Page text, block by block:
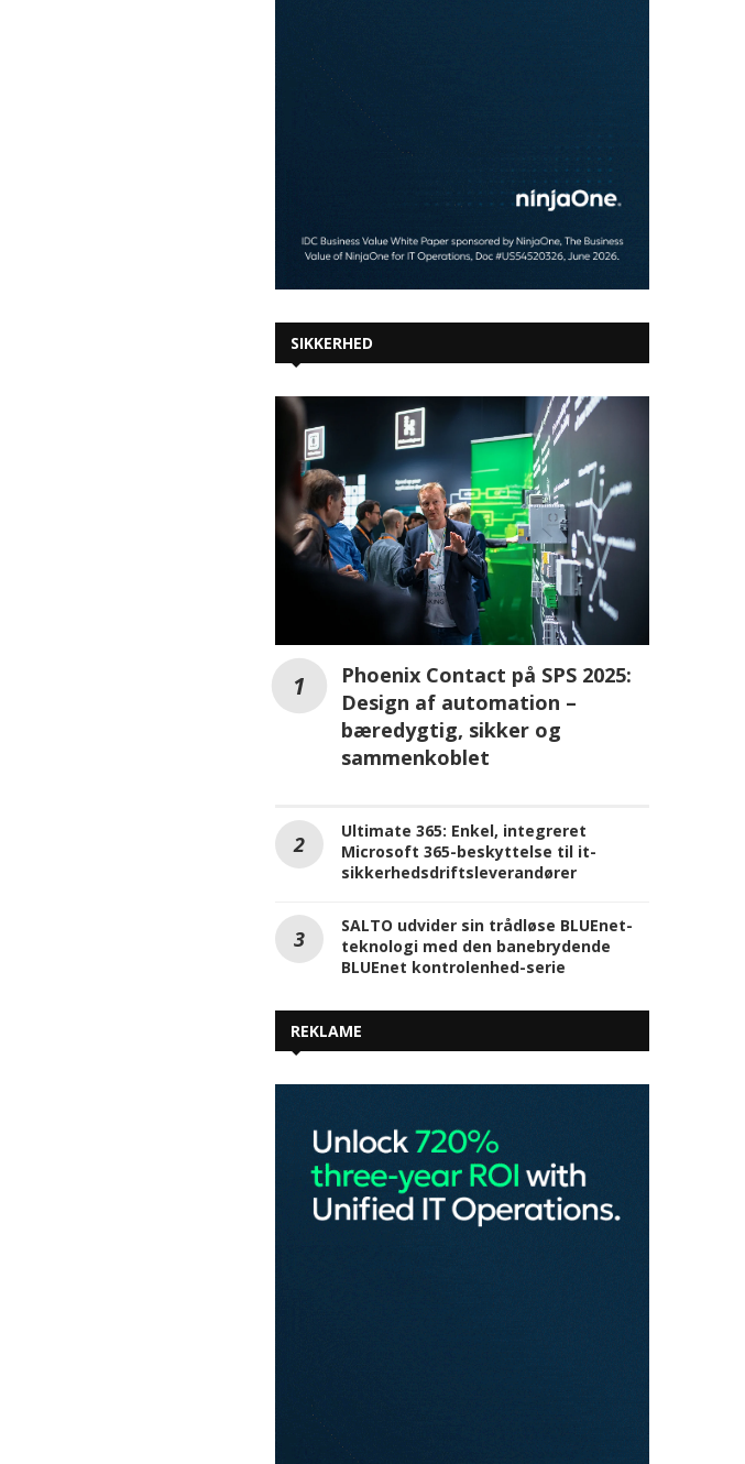
SIKKERHED
Phoenix Contact på SPS 2025:
Design af automation –
bæredygtig, sikker og
sammenkoblet
Ultimate 365: Enkel, integreret
Microsoft 365-beskyttelse til it-
sikkerhedsdriftsleverandører
SALTO udvider sin trådløse BLUEnet-
teknologi med den banebrydende
BLUEnet kontrolenhed-serie
REKLAME